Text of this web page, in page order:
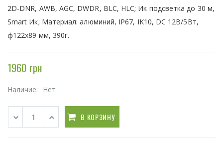
2D-DNR, AWB, AGC, DWDR, BLC, HLC; Ик подсветка до 30 м,
Smart Ик; Материал: алюминий, IP67, IK10, DC 12В/5Вт,
ф122х89 мм, 390г.
1960 грн
Наличие: Нет
В КОРЗИНУ